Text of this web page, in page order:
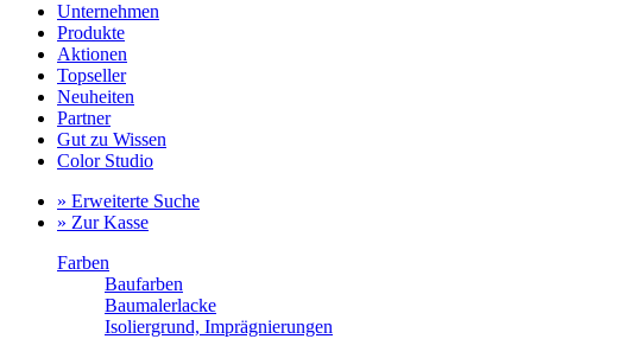
Unternehmen
Produkte
Aktionen
Topseller
Neuheiten
Partner
Gut zu Wissen
Color Studio
» Erweiterte Suche
» Zur Kasse
Farben
Baufarben
Baumalerlacke
Isoliergrund, Imprägnierungen